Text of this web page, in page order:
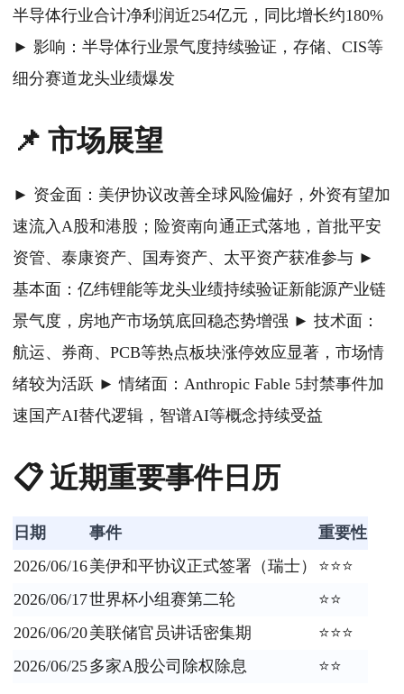
半导体行业合计净利润近254亿元，同比增长约180%
► 影响：半导体行业景气度持续验证，存储、CIS等
细分赛道龙头业绩爆发
📌 市场展望
► 资金面：美伊协议改善全球风险偏好，外资有望加
速流入A股和港股；险资南向通正式落地，首批平安
资管、泰康资产、国寿资产、太平资产获准参与 ►
基本面：亿纬锂能等龙头业绩持续验证新能源产业链
景气度，房地产市场筑底回稳态势增强 ► 技术面：
航运、券商、PCB等热点板块涨停效应显著，市场情
绪较为活跃 ► 情绪面：Anthropic Fable 5封禁事件加
速国产AI替代逻辑，智谱AI等概念持续受益
📋 近期重要事件日历
日期 事件
重要性
2026/06/16美伊和平协议正式签署（瑞士）
⭐⭐⭐
2026/06/17世界杯小组赛第二轮
⭐⭐
2026/06/20美联储官员讲话密集期
⭐⭐⭐
2026/06/25多家A股公司除权除息 ⭐⭐